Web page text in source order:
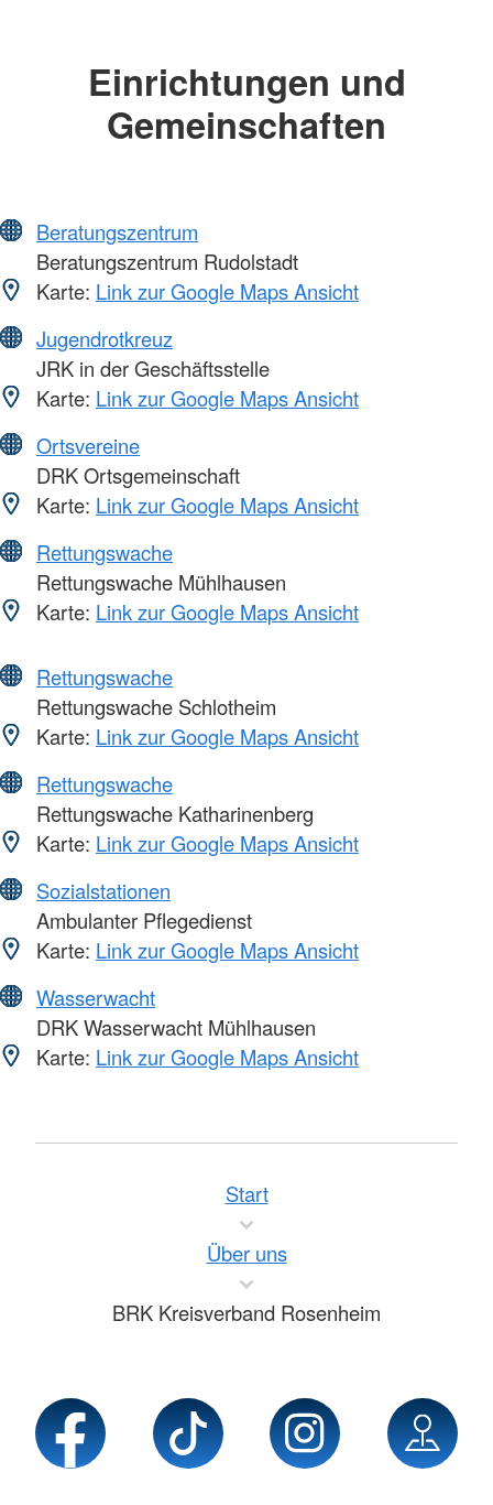
Einrichtungen und
Gemeinschaften
Beratungszentrum
Beratungszentrum Rudolstadt
Karte: Link zur Google Maps Ansicht
Jugendrotkreuz
JRK in der Geschäftsstelle
Karte: Link zur Google Maps Ansicht
Ortsvereine
DRK Ortsgemeinschaft
Karte: Link zur Google Maps Ansicht
Rettungswache
Rettungswache Mühlhausen
Karte: Link zur Google Maps Ansicht
Rettungswache
Rettungswache Schlotheim
Karte: Link zur Google Maps Ansicht
Rettungswache
Rettungswache Katharinenberg
Karte: Link zur Google Maps Ansicht
Sozialstationen
Ambulanter Pflegedienst
Karte: Link zur Google Maps Ansicht
Wasserwacht
DRK Wasserwacht Mühlhausen
Karte: Link zur Google Maps Ansicht
Start
Über uns
BRK Kreisverband Rosenheim